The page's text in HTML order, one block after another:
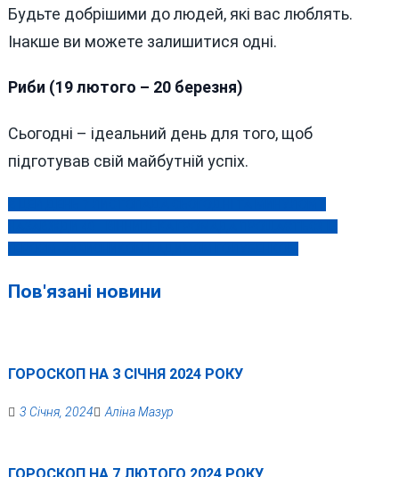
Будьте добрішими до людей, які вас люблять.
Інакше ви можете залишитися одні.
Риби (19 лютого – 20 березня)
Сьогодні – ідеальний день для того, щоб
підготував свій майбутній успіх.
Навігація
записів
Пов'язані новини
ГОРОСКОП НА 3 СІЧНЯ 2024 РОКУ
3 Січня, 2024 Аліна Мазур
ГОРОСКОП НА 7 ЛЮТОГО 2024 РОКУ